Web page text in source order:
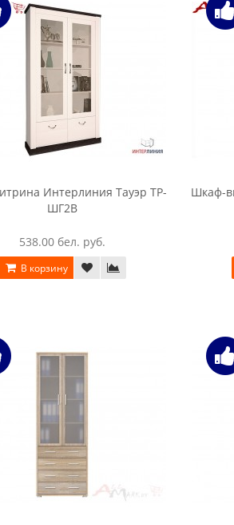
Интерлиния Тауэр ТР-
ШГ2В
538.00 бел. руб.
В корзину
Шкаф-